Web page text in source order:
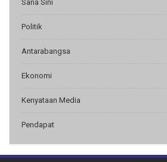
Sana Sini
Politik
Antarabangsa
Ekonomi
Kenyataan Media
Pendapat